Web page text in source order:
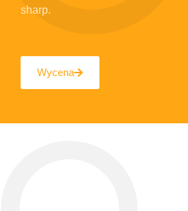
sharp.
Wycena